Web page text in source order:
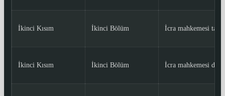
İkinci Kısım İkinci Bölüm İcra mahkemesi
İkinci Kısım İkinci Bölüm İcra mahkemesi